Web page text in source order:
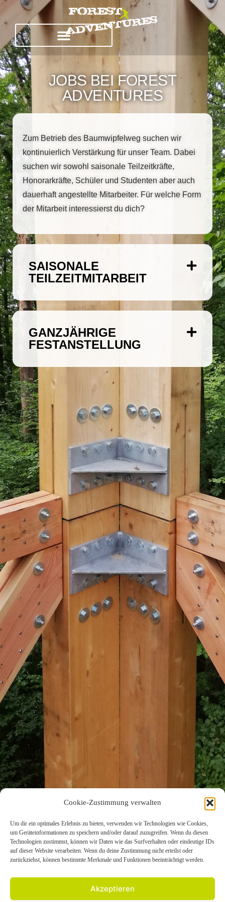
Cookie-Zustimmung verwalten
Um dir ein optimales Erlebnis zu bieten, verwenden wir Technologien wie Cookies,
um Geräteinformationen zu speichern und/oder darauf zuzugreifen. Wenn du diesen
Technologien zustimmst, können wir Daten wie das Surfverhalten oder eindeutige IDs
auf dieser Website verarbeiten. Wenn du deine Zustimmung nicht erteilst oder
zurückziehst, können bestimmte Merkmale und Funktionen beeinträchtigt werden.
Akzeptieren
JOBS BEI FOREST
ADVENTURES
Zum Betrieb des Baumwipfelweg suchen wir
kontinuierlich Verstärkung für unser Team. Dabei
suchen wir sowohl saisonale Teilzeitkräfte,
Honorarkräfte, Schüler und Studenten aber auch
dauerhaft angestellte Mitarbeiter. Für welche Form
der Mitarbeit interessierst du dich?
SAISONALE
TEILZEITMITARBEIT
GANZJÄHRIGE
FESTANSTELLUNG
KONTAKT
+49 6434-6029761
info@baumwipfelweg-bad-camberg.de